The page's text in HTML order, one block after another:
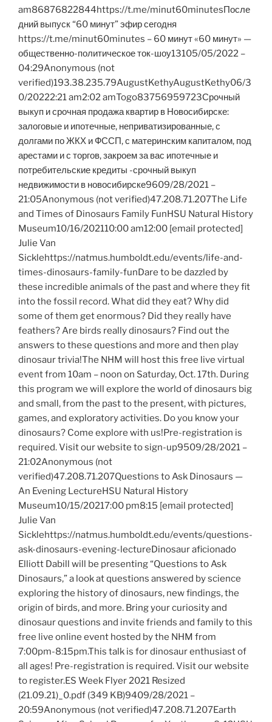
am86876822844https://t.me/minut60minutesПосле
дний выпуск “60 минут” эфир сегодня
https://t.me/minut60minutes – 60 минут «60 минут» —
общественно-политическое ток-шоу13105/05/2022 –
04:29Anonymous (not
verified)193.38.235.79AugustKethyAugustKethy06/3
0/20222:21 am2:02 amTogo83756959723Срочный
выкуп и срочная продажа квартир в Новосибирске:
залоговые и ипотечные, неприватизированные, с
долгами по ЖКХ и ФССП, с материнским капиталом, под
арестами и с торгов, закроем за вас ипотечные и
потребительские кредиты -срочный выкуп
недвижимости в новосибирске9609/28/2021 –
21:05Anonymous (not verified)47.208.71.207The Life
and Times of Dinosaurs Family FunHSU Natural History
Museum10/16/202110:00 am12:00 [email protected]
Julie Van
Sicklehttps://natmus.humboldt.edu/events/life-and-
times-dinosaurs-family-funDare to be dazzled by
these incredible animals of the past and where they fit
into the fossil record. What did they eat? Why did
some of them get enormous? Did they really have
feathers? Are birds really dinosaurs? Find out the
answers to these questions and more and then play
dinosaur trivia!The NHM will host this free live virtual
event from 10am – noon on Saturday, Oct. 17th. During
this program we will explore the world of dinosaurs big
and small, from the past to the present, with pictures,
games, and exploratory activities. Do you know your
dinosaurs? Come explore with us!Pre-registration is
required. Visit our website to sign-up9509/28/2021 –
21:02Anonymous (not
verified)47.208.71.207Questions to Ask Dinosaurs —
An Evening LectureHSU Natural History
Museum10/15/20217:00 pm8:15 [email protected]
Julie Van
Sicklehttps://natmus.humboldt.edu/events/questions-
ask-dinosaurs-evening-lectureDinosaur aficionado
Elliott Dabill will be presenting “Questions to Ask
Dinosaurs,” a look at questions answered by science
exploring the history of dinosaurs, new findings, the
origin of birds, and more. Bring your curiosity and
dinosaur questions and invite friends and family to this
free live online event hosted by the NHM from
7:00pm-8:15pm.This talk is for dinosaur enthusiast of
all ages! Pre-registration is required. Visit our website
to register.ES Week Flyer 2021 Resized
(21.09.21)_0.pdf (349 KB)9409/28/2021 –
20:59Anonymous (not verified)47.208.71.207Earth